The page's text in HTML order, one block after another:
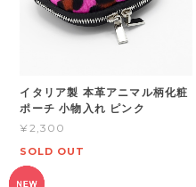
イタリア製 本革アニマル柄化粧
ポーチ 小物入れ ピンク
¥2,300
SOLD OUT